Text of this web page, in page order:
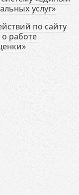
услуг»
по сайту
работе